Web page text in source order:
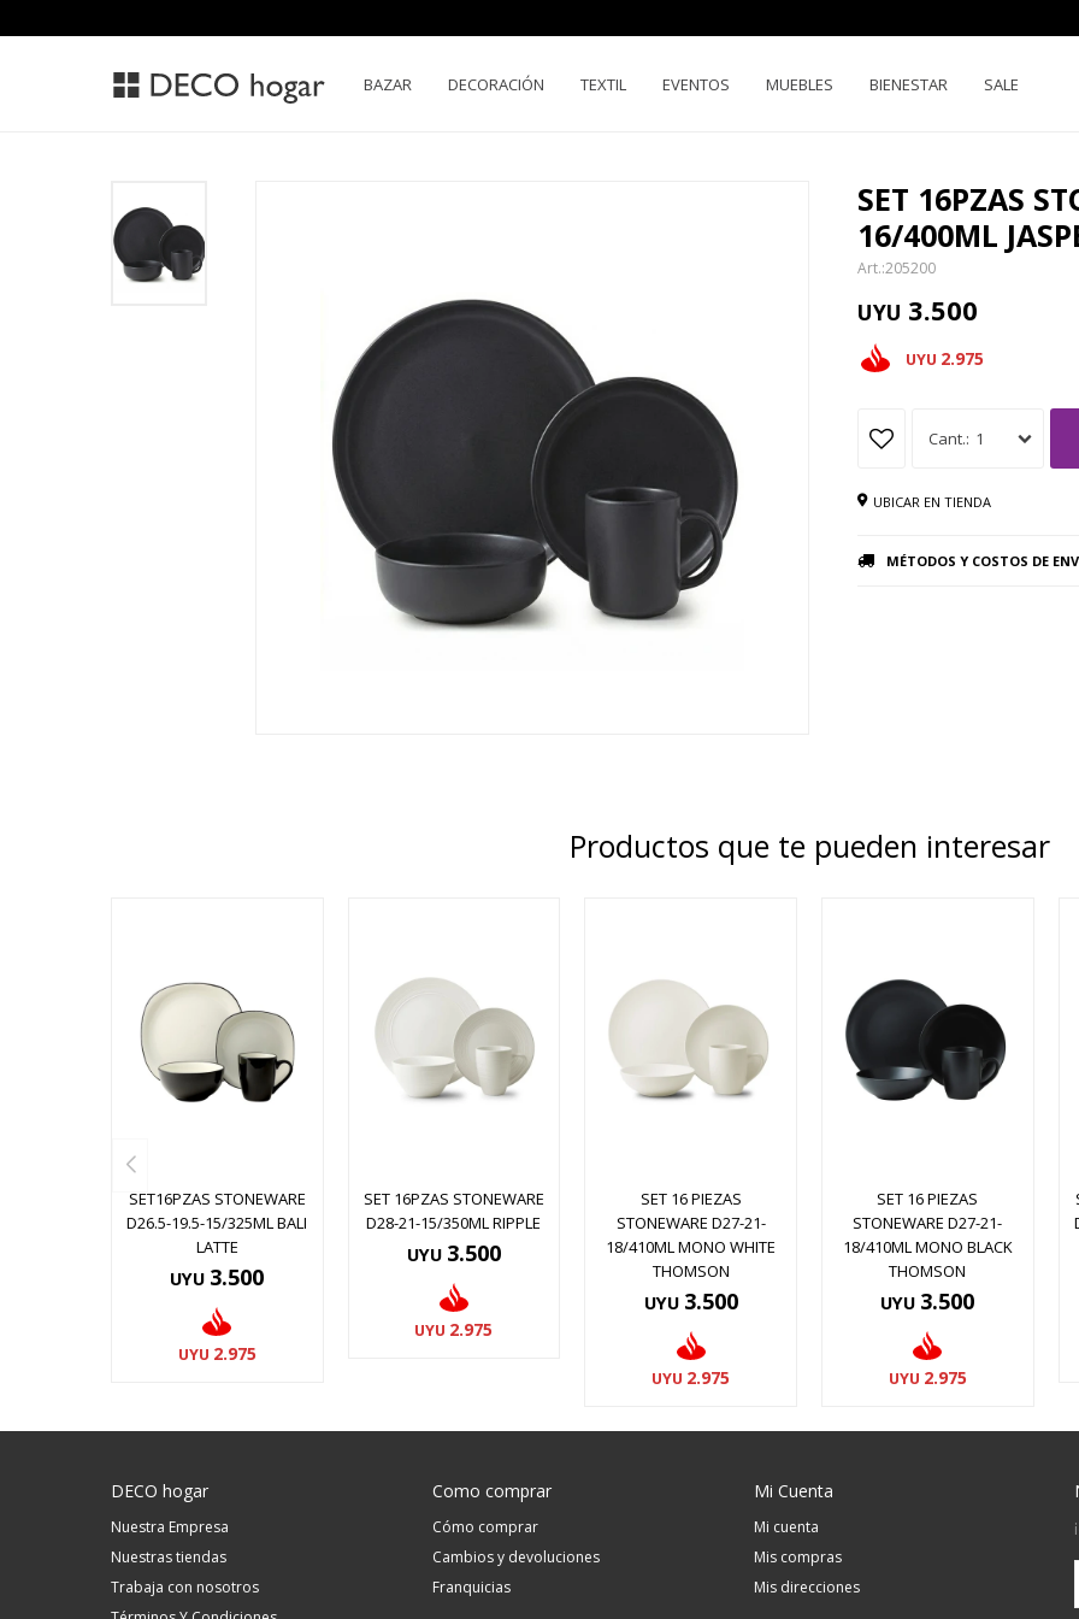
BAZAR DECORACIÓN TEXTIL EVENTOS MUEBLES BIENESTAR SALE
SET 16PZAS
16/400ML
205200
UYU 3.500
UYU 2.975
1
UBICAR EN TIENDA
MÉTODOS Y COSTOS DE
Productos que te pueden interesar
SET16PZAS STONEWARE
D26.5-19.5-15/325ML BALI
LATTE
UYU 3.500
UYU 2.975
SET 16PZAS STONEWARE
D28-21-15/350ML RIPPLE
UYU 3.500
UYU 2.975
SET 16 PIEZAS
STONEWARE D27-21-
18/410ML MONO WHITE
THOMSON
UYU 3.500
UYU 2.975
SET 16 PIEZAS
STONEWARE D27-21-
18/410ML MONO BLACK
THOMSON
UYU 3.500
UYU 2.975
DECO hogar
Nuestra Empresa
Nuestras tiendas
Trabaja con nosotros
Como comprar
Cómo comprar
Cambios y devoluciones
Franquicias
Mi Cuenta
Mi cuenta
Mis compras
Mis direcciones